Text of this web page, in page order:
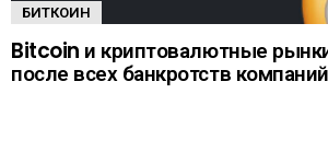
БИТКОИН
Bitcoin и криптовалютные
после всех банкротств